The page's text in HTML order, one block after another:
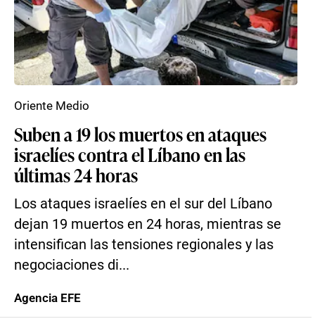
Suben a 19 los muertos en ataques
israelíes contra el Líbano en las
últimas 24 horas
Los ataques israelíes en el sur del Líbano
dejan 19 muertos en 24 horas, mientras se
intensifican las tensiones regionales y las
negociaciones di...
Oriente Medio
Agencia EFE